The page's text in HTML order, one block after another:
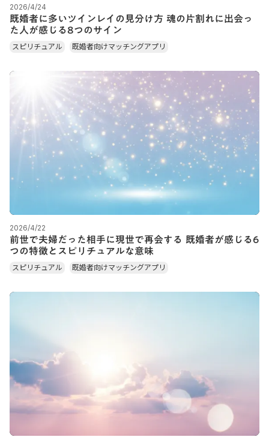
2026/4/24
既婚者に多いツインレイの見分け方 魂の片割れに出会っ
た人が感じる8つのサイン
スピリチュアル 既婚者向けマッチングアプリ
2026/4/22
前世で夫婦だった相手に現世で再会する 既婚者が感じる6
つの特徴とスピリチュアルな意味
スピリチュアル 既婚者向けマッチングアプリ